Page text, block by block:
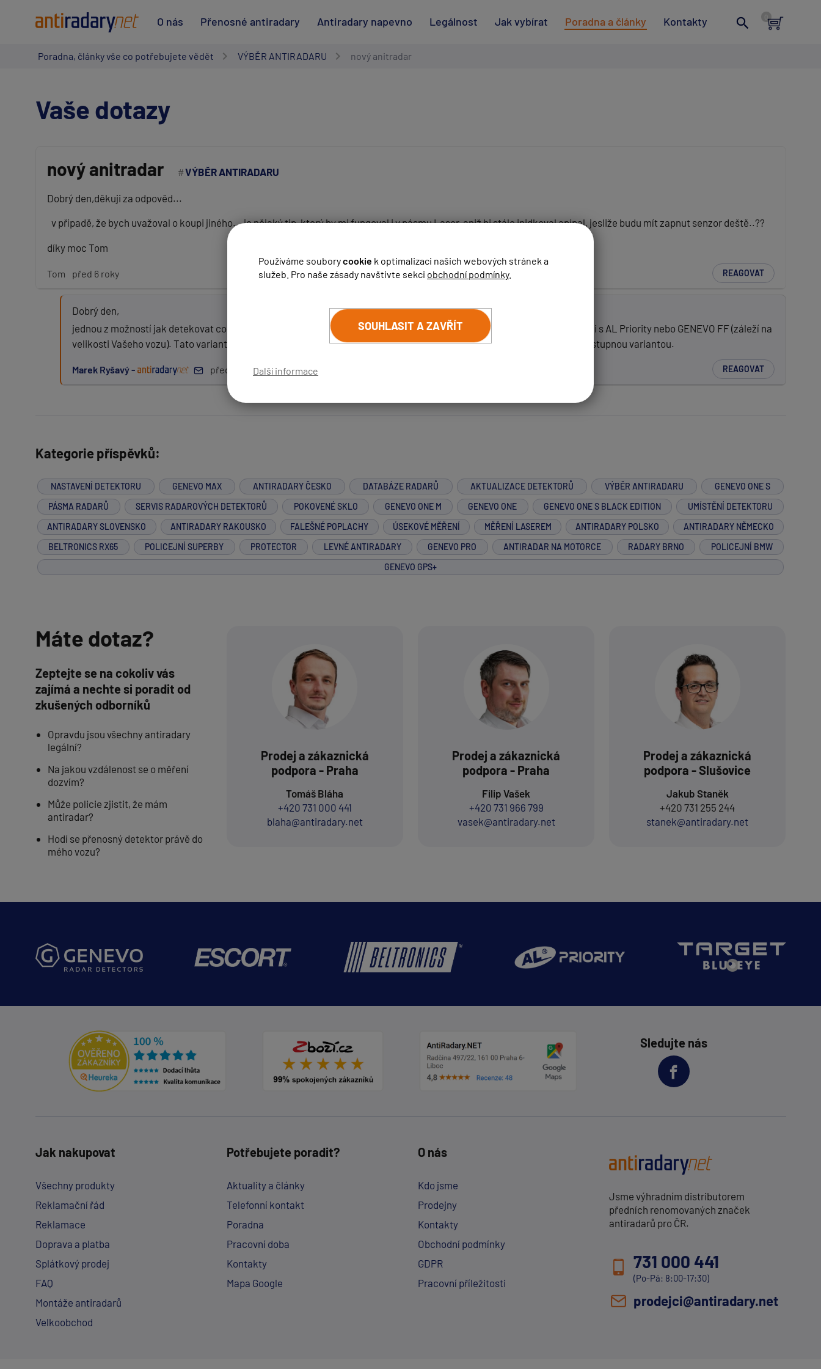
Používáme souborycookie k optimalizaci našich webových stránek a
služeb. Pro naše zásady navštivte sekci obchodní podmínky.
SOUHLASIT A ZAVŘÍT
Další informace
O nás Přenosné antiradary Antiradary napevno Legálnost Jak vybírat Poradna a články Kontakty
Poradna, články vše co potřebujete vědět VÝBĚR ANTIRADARU nový anitradar
Vaše dotazy
Vaše jméno:
Váš e-mail:
Předmět:
Zpráva:
nový anitradar VÝBĚR ANTIRADARU
Dobrý den,děkuji za odpověd...
v případě, že bych uvažoval o koupi jiného... je nějaký tip, který by mi fungoval i v pásmu Laser, aniž bi stále inidkoval apípal, jesliže budu mít zapnut senzor deště..??
díky moc Tom
Tom před 6 roky REAGOVAT
Dobrý den,
jednou z možností jak detekovat co nejlépe laser ve Vašem případě je pevně zabudovaná sada GENEVO PRO v kombinaci s AL Priority nebo GENEVO FF (záleží na
velikosti Vašeho vozu). Tato varianta je poněkud dražší, ale s ohledem na ochranu před laserovými měření je nejlepší dostupnou variantou.
Marek Ryšavý - před 6 roky REAGOVAT
Kategorie příspěvků:
NASTAVENÍ DETEKTORU GENEVO MAX ANTIRADARY ČESKO DATABÁZE RADARŮ AKTUALIZACE DETEKTORŮ VÝBĚR ANTIRADARU
GENEVO ONE S
PÁSMA RADARŮ
SERVIS RADAROVÝCH DETEKTORŮ POKOVENÉ SKLO GENEVO ONE M GENEVO ONE GENEVO ONE S BLACK EDITION
UMÍSTĚNÍ DETEKTORU
ANTIRADARY SLOVENSKO
ANTIRADARY RAKOUSKO FALEŠNÉ POPLACHY ÚSEKOVÉ MĚŘENÍ MĚŘENÍ LASEREM ANTIRADARY POLSKO
ANTIRADARY NĚMECKO
BELTRONICS RX65
POLICEJNÍ SUPERBY PROTECTOR LEVNÉ ANTIRADARY GENEVO PRO ANTIRADAR NA MOTORCE RADARY BRNO
POLICEJNÍ BMW
GENEVO GPS+
Máte dotaz?
Zeptejte se na cokoliv vás
zajímá a nechte si poradit od
zkušených odborníků
Opravdu jsou všechny antiradary
legální?
Na jakou vzdálenost se o měření
dozvím?
Může policie zjistit, že mám
antiradar?
Hodí se přenosný detektor právě do
mého vozu?
Prodej a zákaznická
podpora - Praha
Tomáš Bláha
+420 731 000 441
blaha@antiradary.net
Prodej a zákaznická
podpora - Praha
Filip Vašek
+420 731 966 799
vasek@antiradary.net
Prodej a zákaznická
podpora - Slušovice
Jakub Staněk
+420 731 255 244
stanek@antiradary.net
Sledujte nás
Jak nakupovat
Všechny produkty
Reklamační řád
Reklamace
Doprava a platba
Splátkový prodej
FAQ
Montáže antiradarů
Velkoobchod
Potřebujete poradit?
Aktuality a články
Telefonní kontakt
Poradna
Pracovní doba
Kontakty
Mapa Google
O nás
Kdo jsme
Prodejny
Kontakty
Obchodní podmínky
GDPR
Pracovní příležitosti
Jsme výhradním distributorem
předních renomovaných značek
antiradarů pro ČR.
731 000 441
(Po-Pá: 8:00-17:30)
prodejci@antiradary.net